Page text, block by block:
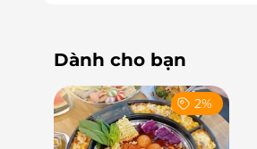
Dành cho bạn
2%